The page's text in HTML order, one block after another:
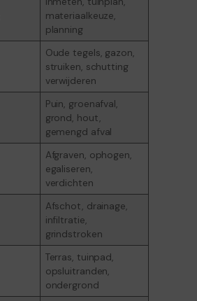
materiaalkeuze,
planning
Oude tegels, gazon,
struiken, schutting
verwijderen
Puin, groenafval,
grond, hout,
gemengd afval
Afgraven, ophogen,
egaliseren,
verdichten
Afschot, drainage,
infiltratie,
grindstroken
Terras, tuinpad,
opsluitranden,
ondergrond